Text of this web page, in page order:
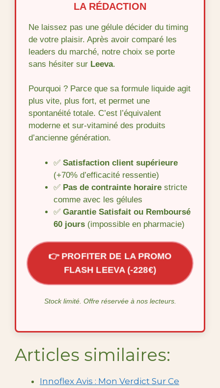
LA RÉDACTION
Ne laissez pas une gélule décider du timing
de votre plaisir. Après avoir comparé les
leaders du marché, notre choix se porte
sans hésiter sur Leeva.
Pourquoi ? Parce que sa formule liquide agit
plus vite, plus fort, et permet une
spontanéité totale. C’est l’équivalent
moderne et sur-vitaminé des produits
d’ancienne génération.
✅ Satisfaction client supérieure
(+70% d’efficacité ressentie)
✅ Pas de contrainte horaire stricte
comme avec les gélules
✅ Garantie Satisfait ou Remboursé
60 jours (impossible en pharmacie)
👉 PROFITER DE LA PROMO
FLASH LEEVA (-228€)
Stock limité. Offre réservée à nos lecteurs.
Articles similaires:
Innoflex Avis : Mon Verdict Sur Ce